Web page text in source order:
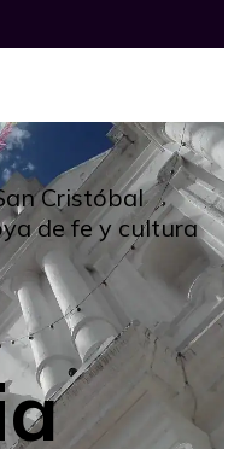
Cristóbal
de fe y cultura